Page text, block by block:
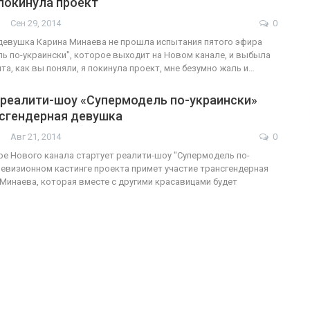
Сен 29, 2014
0
Карина Минаева не прошла испытания пятого эфира
по-украински", которое выходит на Новом канале, и выбыла
как вы поняли, я покинула проект, мне безумно жаль и…
шоу «Супермодель по-украински»
девушка
Авг 21, 2014
0
Нового канала стартует реалити-шоу "Супермодель по-
кастинге проекта примет участие трансгендерная
которая вместе с другими красавицами будет
ФОТО